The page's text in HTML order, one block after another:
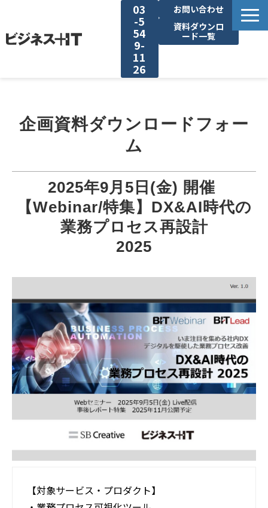
03
-5
54
9-
11
26
お問い合わせ
資料ダウンロ
ード一覧
セミナー集客がしたい
アンケート調査がしたい
媒体資料ダウンロード
活用事例
ブログ
企画資料ダウンロードフォー
ム
2025年9月5日(金) 開催
【Webinar/特集】DX&AI時代の
業務プロセス再設計
2025
【対象サービス・プロダクト】